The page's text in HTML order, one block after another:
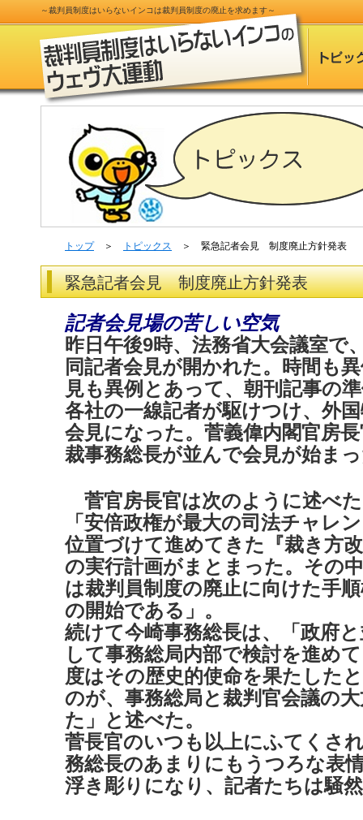
～裁判員制度はいらないインコは裁判員制度の廃止を求めます～
トップ＞ トピックス ＞ 緊急記者会見 制度廃止方針発表
緊急記者会見 制度廃止方針発表
記者会見場の苦しい空気
昨日午後9時、法務省大会議室で
同記者会見が開かれた。時間も
見も異例とあって、朝刊記事の
各社の一線記者が駆けつけ、外
会見になった。菅義偉内閣官房
裁事務総長が並んで会見が始ま
菅官房長官は次のように述べ
「安倍政権が最大の司法チャレ
位置づけて進めてきた『裁き方
の実行計画がまとまった。その
は裁判員制度の廃止に向けた手
の開始である」。
続けて今崎事務総長は、「政府
して事務総局内部で検討を進め
度はその歴史的使命を果たした
のが、事務総局と裁判官会議の
た」と述べた。
菅長官のいつも以上にふてくさ
務総長のあまりにもうつろな表
浮き彫りになり、記者たちは騒